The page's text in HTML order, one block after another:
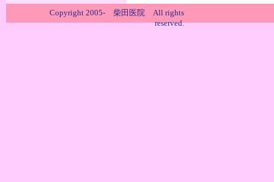
Copyright 2005- 柴田医院 All rights
reserved.